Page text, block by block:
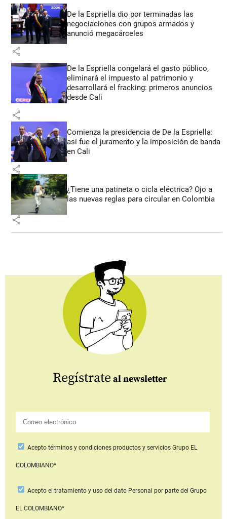
De la Espriella dio por terminadas las
negociaciones con grupos armados y
anunció megacárceles
share
De la Espriella congelará el gasto público,
eliminará el impuesto al patrimonio y
desarrollará el fracking: primeros anuncios
desde Cali
share
Comienza la presidencia de De la Espriella:
así fue el juramento y la imposición de banda
en Cali
share
¿Tiene una patineta o cicla eléctrica? Ojo a
las nuevas reglas para circular en Colombia
share
Regístrate al newsletter
Aceptotérminos y condiciones productos y serviciosGrupo EL
COLOMBIANO*
Acepto el tratamiento y uso del dato Personal por parte del Grupo
EL COLOMBIANO*